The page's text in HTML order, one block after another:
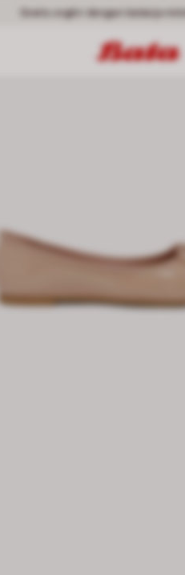
Gratis ongkir dengan belanja